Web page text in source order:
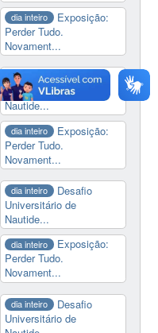
dia inteiro
Exposição:
Perder Tudo.
Novament...
dia inteiro
Desafio
Universitário de
Nautide...
dia inteiro
Exposição:
Perder Tudo.
Novament...
dia inteiro
Desafio
Universitário de
Nautide...
dia inteiro
Exposição:
Perder Tudo.
Novament...
dia inteiro
Desafio
Universitário de